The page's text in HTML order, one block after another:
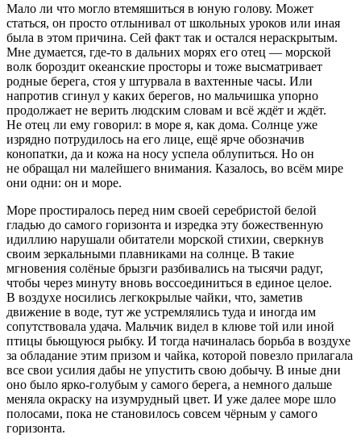
Мало ли что могло втемяшиться в юную голову. Может
статься, он просто отлынивал от школьных уроков или иная
была в этом причина. Сей факт так и остался нераскрытым.
Мне думается, где-то в дальних морях его отец — морской
волк бороздит океанские просторы и тоже высматривает
родные берега, стоя у штурвала в вахтенные часы. Или
напротив сгинул у каких берегов, но мальчишка упорно
продолжает не верить людским словам и всё ждёт и ждёт.
Не отец ли ему говорил: в море я, как дома. Солнце уже
изрядно потрудилось на его лице, ещё ярче обозначив
конопатки, да и кожа на носу успела облупиться. Но он
не обращал ни малейшего внимания. Казалось, во всём мире
они одни: он и море.
Море простиралось перед ним своей серебристой белой
гладью до самого горизонта и изредка эту божественную
идиллию нарушали обитатели морской стихии, сверкнув
своим зеркальными плавниками на солнце. В такие
мгновения солёные брызги разбивались на тысячи радуг,
чтобы через минуту вновь воссоединиться в единое целое.
В воздухе носились легкокрылые чайки, что, заметив
движение в воде, тут же устремлялись туда и иногда им
сопутствовала удача. Мальчик видел в клюве той или иной
птицы бьющуюся рыбку. И тогда начиналась борьба в воздухе
за обладание этим призом и чайка, которой повезло прилагала
все свои усилия дабы не упустить свою добычу. В иные дни
оно было ярко-голубым у самого берега, а немного дальше
меняла окраску на изумрудный цвет. И уже далее море шло
полосами, пока не становилось совсем чёрным у самого
горизонта.